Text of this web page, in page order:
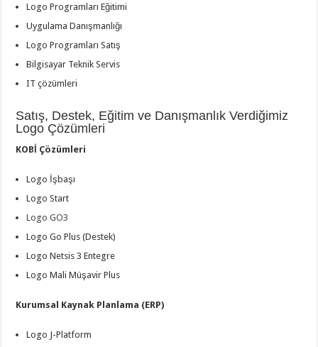
Logo Programları Eğitimi
Uygulama Danışmanlığı
Logo Programları Satış
Bilgisayar Teknik Servis
IT çözümleri
Satış, Destek, Eğitim ve Danışmanlık Verdiğimiz
Logo Çözümleri
KOBİ Çözümleri
Logo İşbaşı
Logo Start
Logo GO3
Logo Go Plus (Destek)
Logo Netsis 3 Entegre
Logo Mali Müşavir Plus
Kurumsal Kaynak Planlama (ERP)
Logo J-Platform